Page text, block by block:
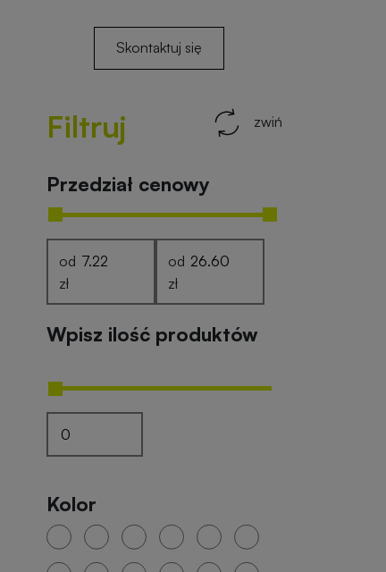
Skontaktuj się
Filtruj zwiń
Przedział cenowy
od
zł
od
zł
Wpisz ilość produktów
Kolor